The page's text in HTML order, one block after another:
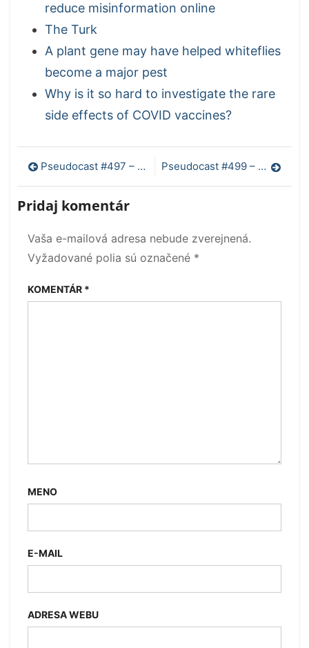
reduce misinformation online
The Turk
A plant gene may have helped whiteflies
become a major pest
Why is it so hard to investigate the rare
side effects of COVID vaccines?
Navigácia
v
článku
Pseudocast #497 – Výhoda domáceho prostredia, meranie času, projekt Debatér Pseudocast #499 – Dlhodobé následky Covid-19, vitamín D, problémy s AI
Pridaj komentár
Vaša e-mailová adresa nebude zverejnená.
Vyžadované polia sú označené *
KOMENTÁR *
MENO
E-MAIL
ADRESA WEBU